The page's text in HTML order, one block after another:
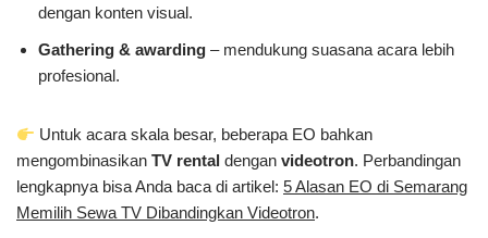
dengan konten visual.
Gathering & awarding – mendukung suasana acara lebih
profesional.
Untuk acara skala besar, beberapa EO bahkan
mengombinasikan TV rental dengan videotron. Perbandingan
lengkapnya bisa Anda baca di artikel: 5 Alasan EO di Semarang
Memilih Sewa TV Dibandingkan Videotron.